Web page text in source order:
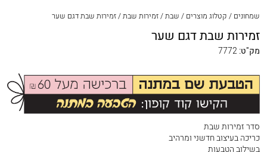
שמחונים / קטלוג מוצרים / שבת/זמירות שבת/זמירות שבת דגם שער
זמירות שבת דגם שער
מק"ט:7772
סדר זמירות שבת
כריכה בעיצוב חדשני ומרהיב
בשילוב הטבעות